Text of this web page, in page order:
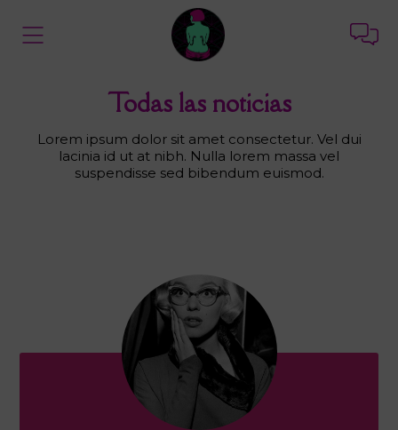
Todas las noticias
Lorem ipsum dolor sit amet consectetur. Vel dui
lacinia id ut at nibh. Nulla lorem massa vel
suspendisse sed bibendum euismod.